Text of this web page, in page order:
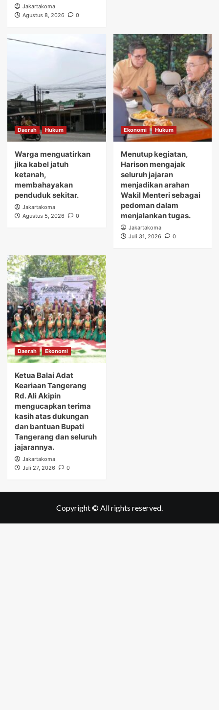
Jakartakoma
Agustus 8, 2026
0
Daerah Hukum
Warga menguatirkan
jika kabel jatuh
ketanah,
membahayakan
penduduk sekitar.
Jakartakoma
Agustus 5, 2026
0
Ekonomi Hukum
Menutup kegiatan,
Harison mengajak
seluruh jajaran
menjadikan arahan
Wakil Menteri sebagai
pedoman dalam
menjalankan tugas.
Jakartakoma
Juli 31, 2026
0
Daerah Ekonomi
Ketua Balai Adat
Keariaan Tangerang
Rd. Ali Akipin
mengucapkan terima
kasih atas dukungan
dan bantuan Bupati
Tangerang dan seluruh
jajarannya.
Jakartakoma
Juli 27, 2026
0
Copyright © All rights reserved.